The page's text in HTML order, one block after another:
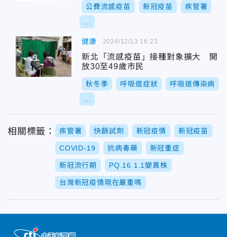
公費流感疫苗 新冠疫苗 疾管署
健康
新北「流感疫苗」接種對象擴大 開
放30至49歲市民
秋冬季 呼吸道症狀 呼吸道傳染病
2024/12/13 16:23
相關標籤： 疾管署 快篩試劑 新冠疫情 新冠疫苗
COVID-19 抗病毒藥 新冠重症
新冠流行期 PQ.16.1.1變異株
台灣新冠疫情現在嚴重嗎